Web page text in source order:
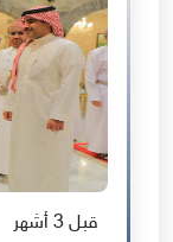
قبل 3 أشهر